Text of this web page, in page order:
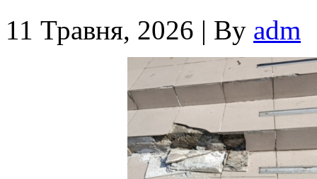
11 Травня, 2026 | By adm